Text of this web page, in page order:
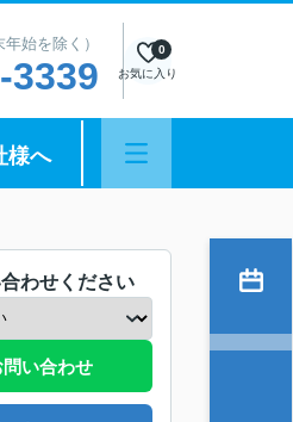
始を除く）
3339 お気に入り
0
様へ
わせください
い合わせ